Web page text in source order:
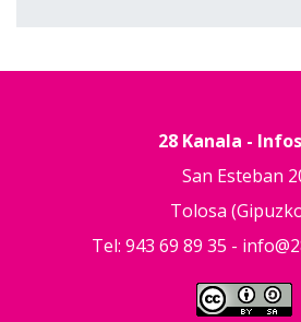
28 Kanala -
San Esteban
Tolosa
Tel: 943 69 89 35 -